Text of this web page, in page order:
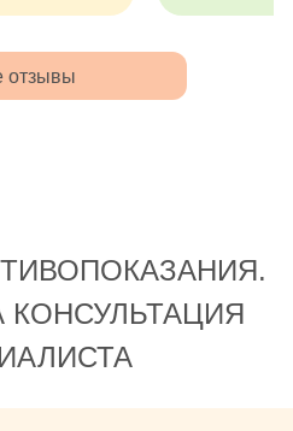
отзывы